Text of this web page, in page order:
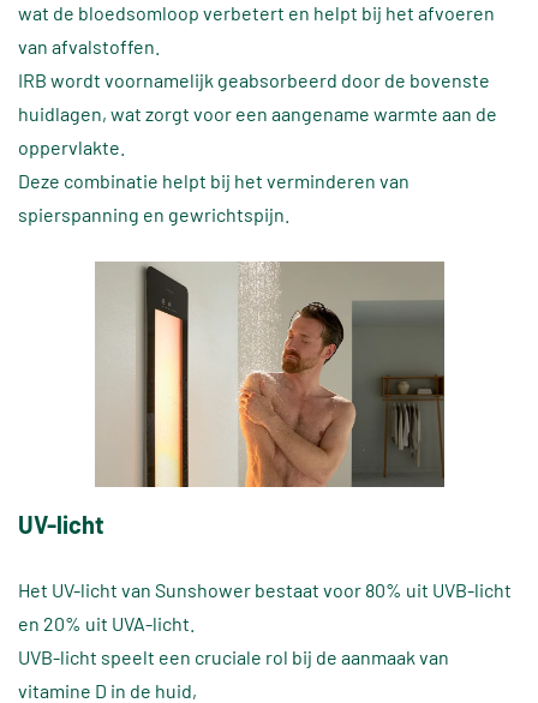
wat de bloedsomloop verbetert en helpt bij het afvoeren
van afvalstoffen.
IRB wordt voornamelijk geabsorbeerd door de bovenste
huidlagen, wat zorgt voor een aangename warmte aan de
oppervlakte.
Deze combinatie helpt bij het verminderen van
spierspanning en gewrichtspijn.
UV-licht
Het UV-licht van Sunshower bestaat voor 80% uit UVB-licht
en 20% uit UVA-licht.
UVB-licht speelt een cruciale rol bij de aanmaak van
vitamine D in de huid,